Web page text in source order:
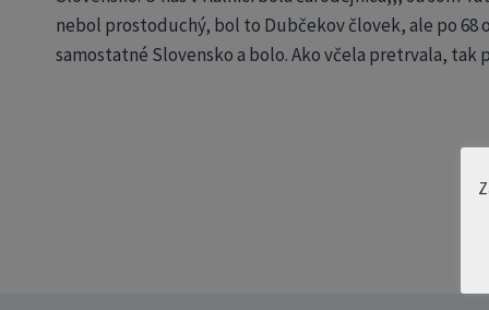
nebol prostoduchý, bol to Dubčekov človek, ale po 68
samostatné Slovensko a bolo. Ako včela pretrvala, tak